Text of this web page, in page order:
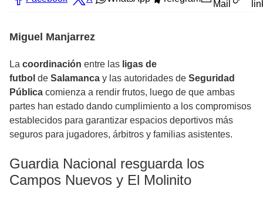
Mail
Miguel Manjarrez
La coordinación entre las ligas de
futbol de Salamanca y las autoridades de Seguridad
Pública comienza a rendir frutos, luego de que ambas
partes han estado dando cumplimiento a los compromisos
establecidos para garantizar espacios deportivos más
seguros para jugadores, árbitros y familias asistentes.
Guardia Nacional resguarda los
Campos Nuevos y El Molinito